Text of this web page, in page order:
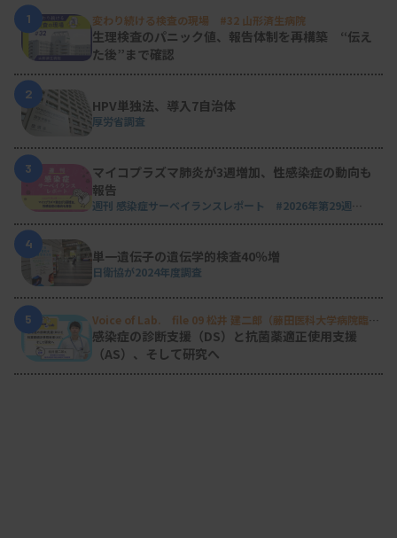
1
変わり続ける検査の現場 #32 山形済生病院
生理検査のパニック値、報告体制を再構築 “伝え
た後”まで確認
2
HPV単独法、導入7自治体
厚労省調査
3
マイコプラズマ肺炎が3週増加、性感染症の動向も
報告
週刊 感染症サーベイランスレポート #2026年第29週
4
単一遺伝子の遺伝学的検査40％増
日衛協が2024年度調査
5
Voice of Lab. file 09 松井 建二郎（藤田医科大学病院臨床
検査部微生物遺伝子検査室）
感染症の診断支援（DS）と抗菌薬適正使用支援
（AS）、そして研究へ